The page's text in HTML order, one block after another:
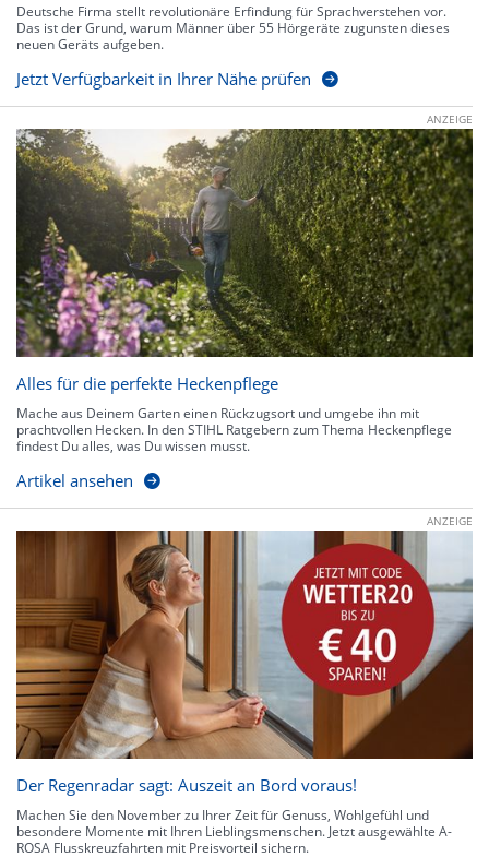
Deutsche Firma stellt revolutionäre Erfindung für Sprachverstehen vor.
Das ist der Grund, warum Männer über 55 Hörgeräte zugunsten dieses
neuen Geräts aufgeben.
Jetzt Verfügbarkeit in Ihrer Nähe prüfen
ANZEIGE
Alles für die perfekte Heckenpflege
Mache aus Deinem Garten einen Rückzugsort und umgebe ihn mit
prachtvollen Hecken. In den STIHL Ratgebern zum Thema Heckenpflege
findest Du alles, was Du wissen musst.
Artikel ansehen
ANZEIGE
Der Regenradar sagt: Auszeit an Bord voraus!
Machen Sie den November zu Ihrer Zeit für Genuss, Wohlgefühl und
besondere Momente mit Ihren Lieblingsmenschen. Jetzt ausgewählte A-
ROSA Flusskreuzfahrten mit Preisvorteil sichern.